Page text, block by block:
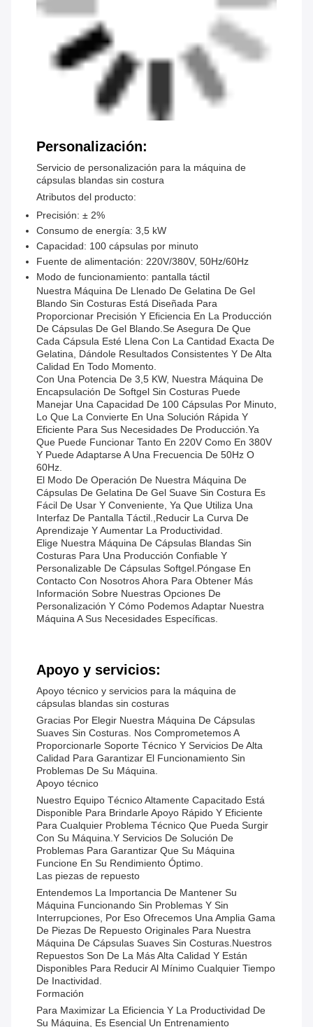
Personalización:
Servicio de personalización para la máquina de
cápsulas blandas sin costura
Atributos del producto:
Precisión: ± 2%
Consumo de energía: 3,5 kW
Capacidad: 100 cápsulas por minuto
Fuente de alimentación: 220V/380V, 50Hz/60Hz
Modo de funcionamiento: pantalla táctil
Nuestra Máquina De Llenado De Gelatina De Gel
Blando Sin Costuras Está Diseñada Para
Proporcionar Precisión Y Eficiencia En La Producción
De Cápsulas De Gel Blando.se Asegura De Que
Cada Cápsula Esté Llena Con La Cantidad Exacta De
Gelatina, Dándole Resultados Consistentes Y De Alta
Calidad En Todo Momento.
Con Una Potencia De 3,5 KW, Nuestra Máquina De
Encapsulación De Softgel Sin Costuras Puede
Manejar Una Capacidad De 100 Cápsulas Por Minuto,
Lo Que La Convierte En Una Solución Rápida Y
Eficiente Para Sus Necesidades De Producción.ya
Que Puede Funcionar Tanto En 220V Como En 380V
Y Puede Adaptarse A Una Frecuencia De 50Hz O
60Hz.
El Modo De Operación De Nuestra Máquina De
Cápsulas De Gelatina De Gel Suave Sin Costura Es
Fácil De Usar Y Conveniente, Ya Que Utiliza Una
Interfaz De Pantalla Táctil.,reducir La Curva De
Aprendizaje Y Aumentar La Productividad.
Elige Nuestra Máquina De Cápsulas Blandas Sin
Costuras Para Una Producción Confiable Y
Personalizable De Cápsulas Softgel.Póngase En
Contacto Con Nosotros Ahora Para Obtener Más
Información Sobre Nuestras Opciones De
Personalización Y Cómo Podemos Adaptar Nuestra
Máquina A Sus Necesidades Específicas.
Apoyo y servicios:
Apoyo técnico y servicios para la máquina de
cápsulas blandas sin costuras
Gracias Por Elegir Nuestra Máquina De Cápsulas
Suaves Sin Costuras. Nos Comprometemos A
Proporcionarle Soporte Técnico Y Servicios De Alta
Calidad Para Garantizar El Funcionamiento Sin
Problemas De Su Máquina.
Apoyo técnico
Nuestro Equipo Técnico Altamente Capacitado Está
Disponible Para Brindarle Apoyo Rápido Y Eficiente
Para Cualquier Problema Técnico Que Pueda Surgir
Con Su Máquina.y Servicios De Solución De
Problemas Para Garantizar Que Su Máquina
Funcione En Su Rendimiento Óptimo.
Las piezas de repuesto
Entendemos La Importancia De Mantener Su
Máquina Funcionando Sin Problemas Y Sin
Interrupciones, Por Eso Ofrecemos Una Amplia Gama
De Piezas De Repuesto Originales Para Nuestra
Máquina De Cápsulas Suaves Sin Costuras.Nuestros
Repuestos Son De La Más Alta Calidad Y Están
Disponibles Para Reducir Al Mínimo Cualquier Tiempo
De Inactividad.
Formación
Para Maximizar La Eficiencia Y La Productividad De
Su Máquina, Es Esencial Un Entrenamiento